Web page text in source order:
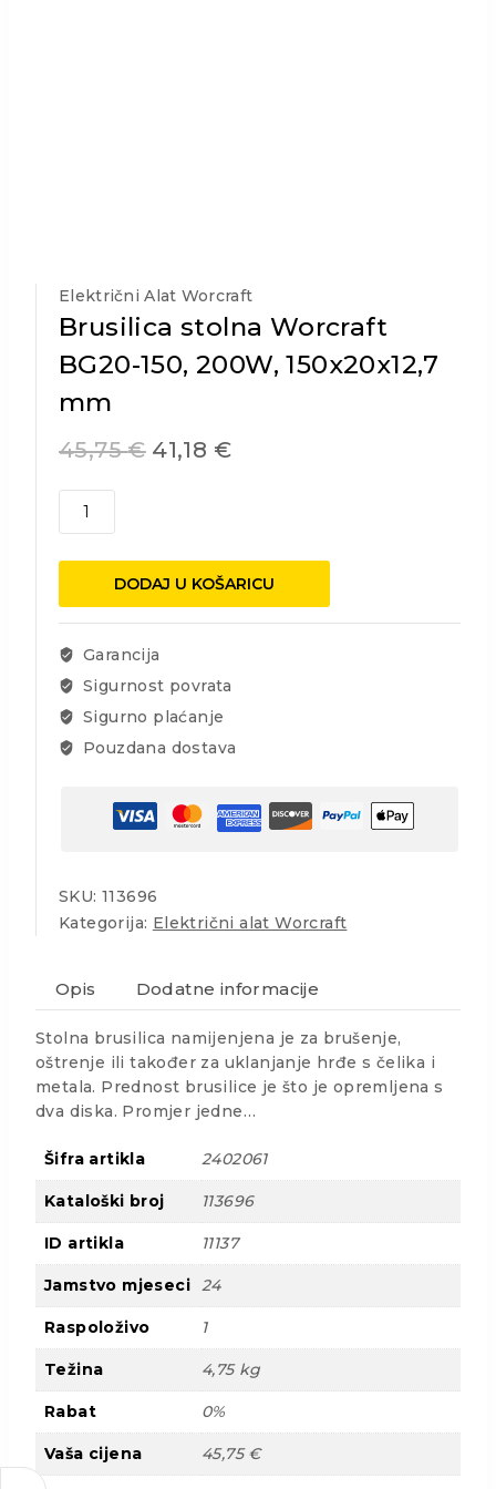
Električni Alat Worcraft
Brusilica stolna Worcraft
BG20-150, 200W, 150x20x12,7
mm
45,75€ 41,18 €
Brusilica
200W,
150x20x12,7
količina
DODAJ U KOŠARICU
Garancija
Sigurnost povrata
Sigurno plaćanje
Pouzdana dostava
SKU: 113696
Kategorija: Električni alat Worcraft
Opis Dodatne informacije
Stolna brusilica namijenjena je za brušenje,
oštrenje ili također za uklanjanje hrđe s čelika i
metala. Prednost brusilice je što je opremljena s
dva diska. Promjer jedne…
Šifra artikla 2402061
Kataloški broj 113696
ID artikla 11137
Jamstvo mjeseci 24
Raspoloživo 1
Težina 4,75 kg
Rabat 0%
Vaša cijena 45,75 €